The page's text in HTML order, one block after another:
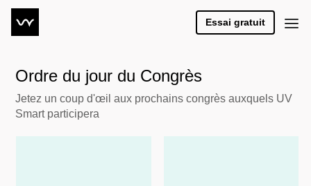
Essai gratuit
Ordre du jour du Congrès
Jetez un coup d'œil aux prochains congrès auxquels UV
Smart participera